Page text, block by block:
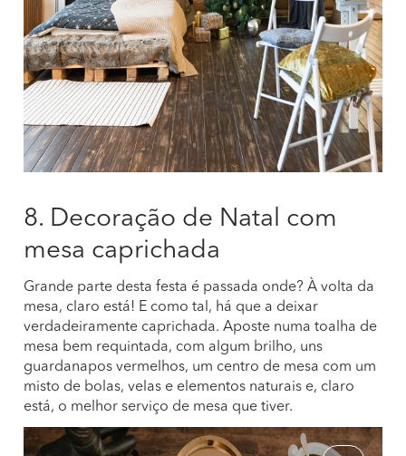
8. Decoração de Natal com
mesa caprichada
Grande parte desta festa é passada onde? À volta da
mesa, claro está! E como tal, há que a deixar
verdadeiramente caprichada. Aposte numa toalha de
mesa bem requintada, com algum brilho, uns
guardanapos vermelhos, um centro de mesa com um
misto de bolas, velas e elementos naturais e, claro
está, o melhor serviço de mesa que tiver.